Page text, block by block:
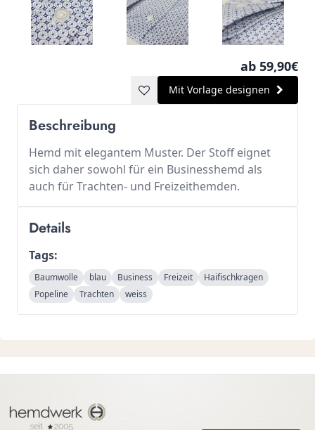
ab 59,90€
Mit Vorlage designen
Beschreibung
Hemd mit elegantem Muster. Der Stoff eignet
sich daher sowohl für ein Businesshemd als
auch für Trachten- und Freizeithemden.
Details
Tags:
Baumwolle blau Business Freizeit
Haifischkragen
Popeline
Trachten weiss